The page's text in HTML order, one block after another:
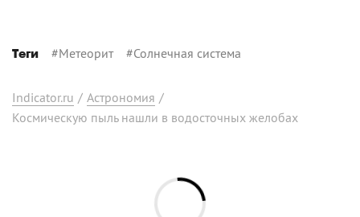
Теги #Метеорит#Солнечная система
Indicator.ru / Астрономия /
Космическую пыль нашли в водосточных желобах